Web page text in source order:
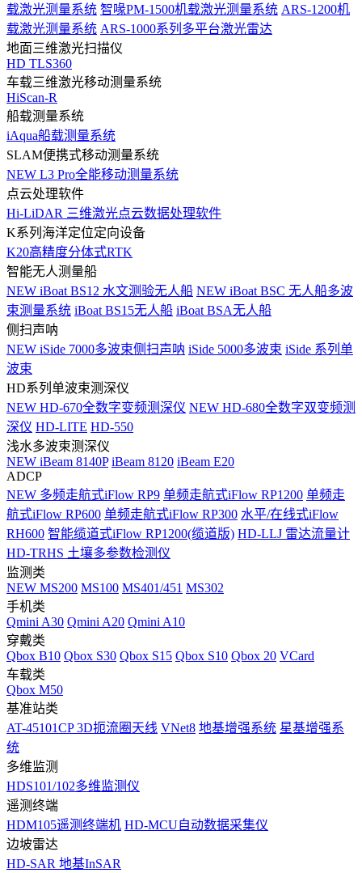
载激光测量系统 智喙PM-1500机载激光测量系统 ARS-1200机
载激光测量系统 ARS-1000系列多平台激光雷达
地面三维激光扫描仪
HD TLS360
车载三维激光移动测量系统
HiScan-R
船载测量系统
iAqua船载测量系统
SLAM便携式移动测量系统
NEW L3 Pro全能移动测量系统
点云处理软件
Hi-LiDAR 三维激光点云数据处理软件
K系列海洋定位定向设备
K20高精度分体式RTK
智能无人测量船
NEW iBoat BS12 水文测验无人船 NEW iBoat BSC 无人船多波
束测量系统 iBoat BS15无人船 iBoat BSA无人船
侧扫声呐
NEW iSide 7000多波束侧扫声呐 iSide 5000多波束 iSide 系列单
波束
HD系列单波束测深仪
NEW HD-670全数字变频测深仪 NEW HD-680全数字双变频测
深仪 HD-LITE HD-550
浅水多波束测深仪
NEW iBeam 8140P iBeam 8120 iBeam E20
ADCP
NEW 多频走航式iFlow RP9 单频走航式iFlow RP1200 单频走
航式iFlow RP600 单频走航式iFlow RP300 水平/在线式iFlow
RH600 智能缆道式iFlow RP1200(缆道版) HD-LLJ 雷达流量计
HD-TRHS 土壤多参数检测仪
监测类
NEW MS200 MS100 MS401/451 MS302
手机类
Qmini A30 Qmini A20 Qmini A10
穿戴类
Qbox B10 Qbox S30 Qbox S15 Qbox S10 Qbox 20 VCard
车载类
Qbox M50
基准站类
AT-45101CP 3D扼流圈天线 VNet8 地基增强系统 星基增强系
统
多维监测
HDS101/102多维监测仪
遥测终端
HDM105遥测终端机 HD-MCU自动数据采集仪
边坡雷达
HD-SAR 地基InSAR